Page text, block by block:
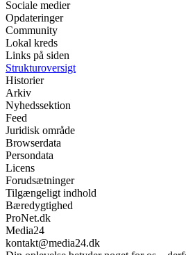
Sociale medier
Opdateringer
Community
Lokal kreds
Links på siden
Strukturoversigt
Historier
Arkiv
Nyhedssektion
Feed
Juridisk område
Browserdata
Persondata
Licens
Forudsætninger
Tilgængeligt indhold
Bæredygtighed
ProNet.dk
Media24
kontakt@media24.dk